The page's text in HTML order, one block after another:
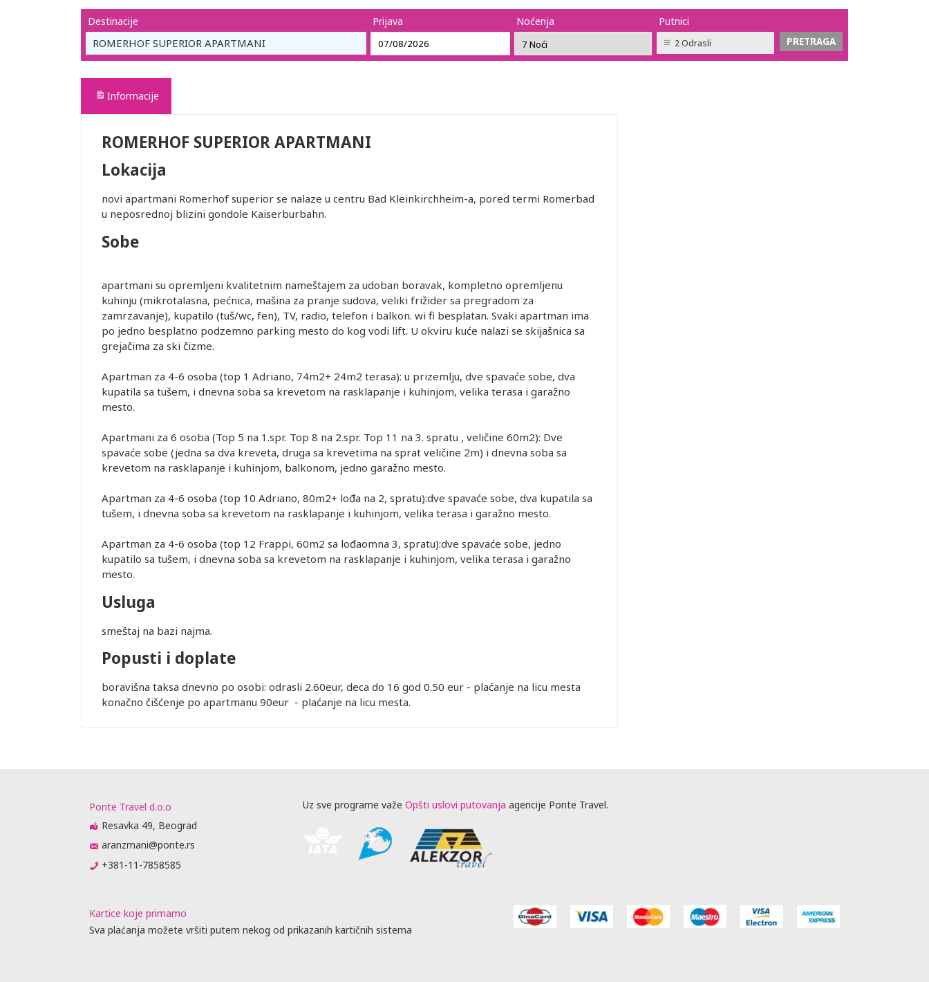
Destinacije
ROMERHOF SUPERIOR APARTMANI
Prijava Noćenja Putnici
2 Odrasli
Informacije
ROMERHOF SUPERIOR APARTMANI
Lokacija
novi apartmani Romerhof superior se nalaze u centru Bad Kleinkirchheim-a, pored termi Romerbad
u neposrednoj blizini gondole Kaiserburbahn.
Sobe
apartmani su opremljeni kvalitetnim nameštajem za udoban boravak, kompletno opremljenu
kuhinju (mikrotalasna, pećnica, mašina za pranje sudova, veliki frižider sa pregradom za
zamrzavanje), kupatilo (tuš/wc, fen), TV, radio, telefon i balkon. wi fi besplatan. Svaki apartman ima
po jedno besplatno podzemno parking mesto do kog vodi lift. U okviru kuće nalazi se skijašnica sa
grejačima za ski čizme.
Apartman za 4-6 osoba (top 1 Adriano, 74m2+ 24m2 terasa): u prizemlju, dve spavaće sobe, dva
kupatila sa tušem, i dnevna soba sa krevetom na rasklapanje i kuhinjom, velika terasa i garažno
mesto.
Apartmani za 6 osoba (Top 5 na 1.spr. Top 8 na 2.spr. Top 11 na 3. spratu , veličine 60m2): Dve
spavaće sobe (jedna sa dva kreveta, druga sa krevetima na sprat veličine 2m) i dnevna soba sa
krevetom na rasklapanje i kuhinjom, balkonom, jedno garažno mesto.
Apartman za 4-6 osoba (top 10 Adriano, 80m2+ lođa na 2, spratu):dve spavaće sobe, dva kupatila sa
tušem, i dnevna soba sa krevetom na rasklapanje i kuhinjom, velika terasa i garažno mesto.
Apartman za 4-6 osoba (top 12 Frappi, 60m2 sa lođaomna 3, spratu):dve spavaće sobe, jedno
kupatilo sa tušem, i dnevna soba sa krevetom na rasklapanje i kuhinjom, velika terasa i garažno
mesto.
Usluga
smeštaj na bazi najma.
Popusti i doplate
boravišna taksa dnevno po osobi: odrasli 2.60eur, deca do 16 god 0.50 eur - plaćanje na licu mesta
konačno čišćenje po apartmanu 90eur - plaćanje na licu mesta.
Ponte Travel d.o.o
Resavka 49, Beograd
aranzmani@ponte.rs
+381-11-7858585
Uz sve programe važe Opšti uslovi putovanja agencije Ponte Travel.
Kartice koje primamo
Sva plaćanja možete vršiti putem nekog od prikazanih kartičnih sistema